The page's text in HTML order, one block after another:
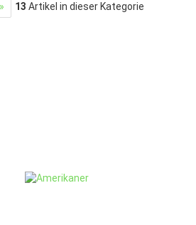
13 Artikel in dieser Kategorie